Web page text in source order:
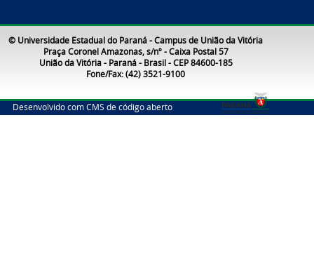
© Universidade Estadual do Paraná - Campus de União da Vitória
Praça Coronel Amazonas, s/nº - Caixa Postal 57
União da Vitória - Paraná - Brasil - CEP 84600-185
Fone/Fax: (42) 3521-9100
Desenvolvido com CMS de código aberto